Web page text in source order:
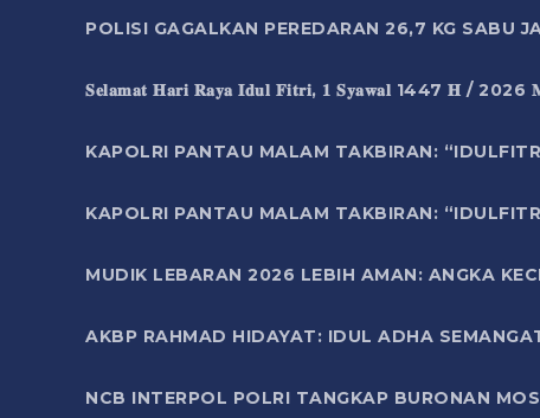
POLISI GAGALKAN PEREDARAN 26,7 KG SABU
𝐒𝐞𝐥𝐚𝐦𝐚𝐭 𝐇𝐚𝐫𝐢 𝐑𝐚𝐲𝐚 𝐈𝐝𝐮𝐥 𝐅𝐢𝐭𝐫𝐢, 𝟏 𝐒𝐲𝐚𝐰𝐚𝐥 1447 𝐇 / 2026
KAPOLRI PANTAU MALAM TAKBIRAN:
KAPOLRI PANTAU MALAM TAKBIRAN:
MUDIK LEBARAN 2026 LEBIH AMAN: ANGKA
AKBP RAHMAD HIDAYAT: IDUL ADHA
NCB INTERPOL POLRI TANGKAP BURONAN